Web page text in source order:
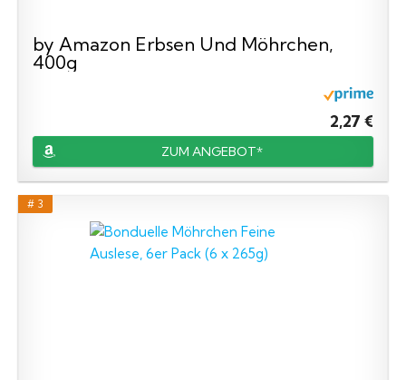
by Amazon Erbsen Und Möhrchen,
400g
2,27 €
ZUM ANGEBOT*
# 3